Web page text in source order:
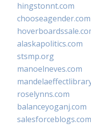
hingstonnt.com
chooseagender.com
alaskapolitics.com
stsmp.org
manoelneves.com
roselynns.com
balanceyoganj.com
salesforceblogs.com